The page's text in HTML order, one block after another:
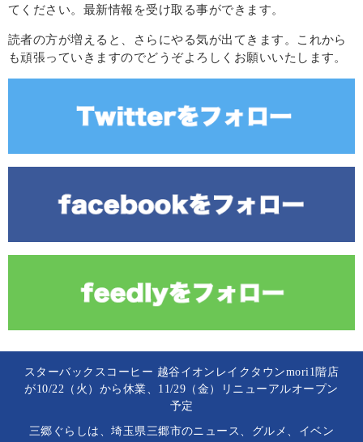
てください。最新情報を受け取る事ができます。
読者の方が増えると、さらにやる気が出てきます。これから
も頑張っていきますのでどうぞよろしくお願いいたします。
スターバックスコーヒー 越谷イオンレイクタウンmori1階店
が10/22（火）から休業、11/29（金）リニューアルオープン
予定
三郷ぐらしは、埼玉県三郷市のニュース、グルメ、イベン